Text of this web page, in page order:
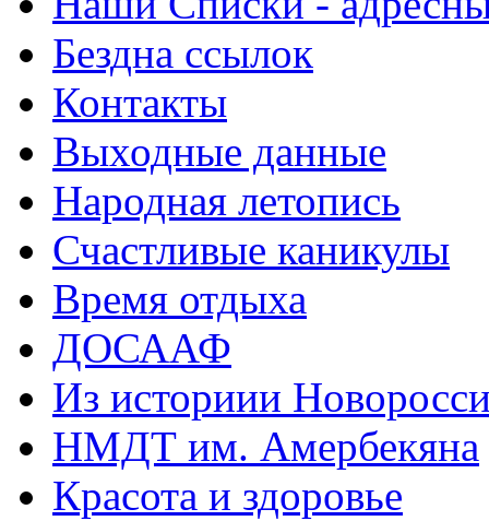
Бездна ссылок
Контакты
Выходные данные
Народная летопись
Счастливые каникулы
Время отдыха
ДОСААФ
Из историии
НМДТ им. Амербекяна
Красота и здоровье